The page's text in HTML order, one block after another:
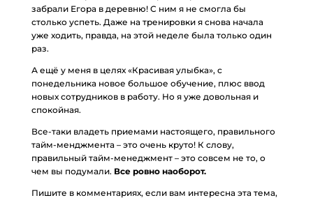
забрали Егора в деревню! С ним я не смогла бы
столько успеть. Даже на тренировки я снова начала
уже ходить, правда, на этой неделе была только один
раз.
А ещё у меня в целях «Красивая улыбка», с
понедельника новое большое обучение, плюс ввод
новых сотрудников в работу. Но я уже довольная и
спокойная.
Все-таки владеть приемами настоящего, правильного
тайм-менджмента – это очень круто! К слову,
правильный тайм-менеджмент – это совсем не то, о
чем вы подумали. Все ровно наоборот.
Пишите в комментариях, если вам интересна эта тема,